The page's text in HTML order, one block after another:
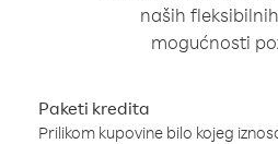
naših
mogućnosti
Paketi kredita
Prilikom kupovine bilo kojeg